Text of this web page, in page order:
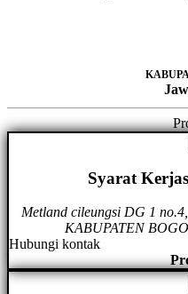
Syarat
Metland cileungsi DG 1
KABUPATEN
Hubungi kontak